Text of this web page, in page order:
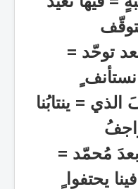
توحّد =
الذي = ينتابُنا
مُحمّد =
يحتفوا